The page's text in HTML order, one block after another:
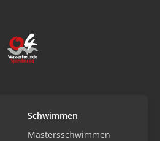
Schwimmen
Mastersschwimmen